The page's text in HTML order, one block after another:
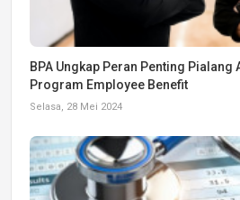
BPA Ungkap Peran Penting
Program Employee Benefit
Selasa, 28 Mei 2024